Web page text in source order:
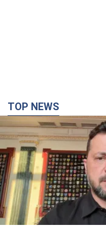
"Захист нашого
антибалістику
підтримку аграріїв.
Європейські партнери
10 часов назад 72,6 т.
З 1 вересня
зарплати: Корецький
Одночасно з підвищенням